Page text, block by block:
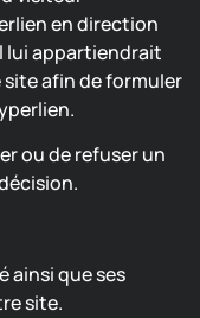
en direction
lui appartiendrait
site afin de formuler
ou de refuser un
ainsi que ses
site.